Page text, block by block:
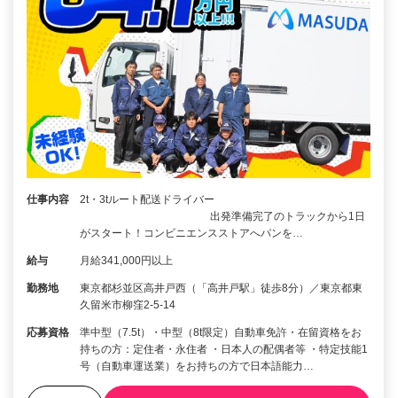
仕事内容
2t・3tルート配送ドライバー
出発準備完了のトラックから1日
がスタート！コンビニエンスストアへパンを…
給与 月給341,000円以上
勤務地
東京都杉並区高井戸西（「高井戸駅」徒歩8分）／東京都東
久留米市柳窪2-5-14
応募資格
準中型（7.5t）・中型（8t限定）自動車免許・在留資格をお
持ちの方：定住者・永住者 ・日本人の配偶者等 ・特定技能1
号（自動車運送業）をお持ちの方で日本語能力…